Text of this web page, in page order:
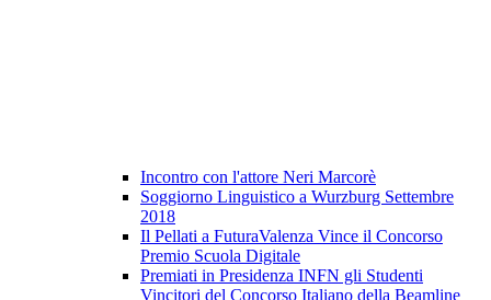
Incontro con l'attore Neri Marcorè
Soggiorno Linguistico a Wurzburg Settembre
2018
Il Pellati a FuturaValenza Vince il Concorso
Premio Scuola Digitale
Premiati in Presidenza INFN gli Studenti
Vincitori del Concorso Italiano della Beamline